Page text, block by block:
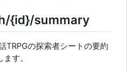
{id}/summary
TRPGの探索者シートの要約
す。